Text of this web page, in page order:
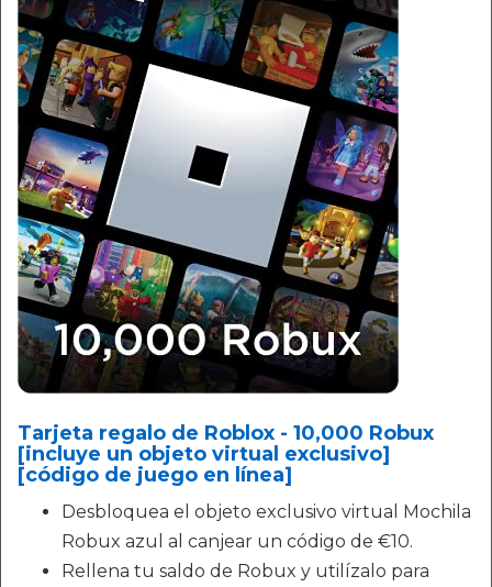
Tarjeta regalo de Roblox - 10,000 Robux
[incluye un objeto virtual exclusivo]
[código de juego en línea]
Desbloquea el objeto exclusivo virtual Mochila
Robux azul al canjear un código de €10.
Rellena tu saldo de Robux y utilízalo para